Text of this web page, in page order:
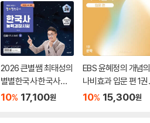
2026 큰별쌤 최태성의
별별한국사 한국사능
력검정시험 심화(1,2,3
10% 17,100원
EBS 윤혜정의 개념의
나비효과 입문 편 1권
문학 (2026년용)
10% 15,300원